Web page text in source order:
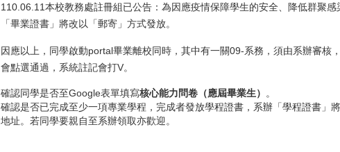
110.06.11本校教務處註冊組已公告：為因應疫情保障學生的安全、降低群聚
「畢業證書」將改以「郵寄」方式發放。
因應以上，同學啟動portal畢業離校同時，其中有一關09-系務，須由系辦審核
會點選通過，系統註記會打V。
確認同學是否至Google表單填寫核心能力問卷（應屆畢業生）
。
確認是否已完成至少一項專業學程，完成者發放學程證書，系辦「學程證書」
地址。若同學要親自至系辦領取亦歡迎。